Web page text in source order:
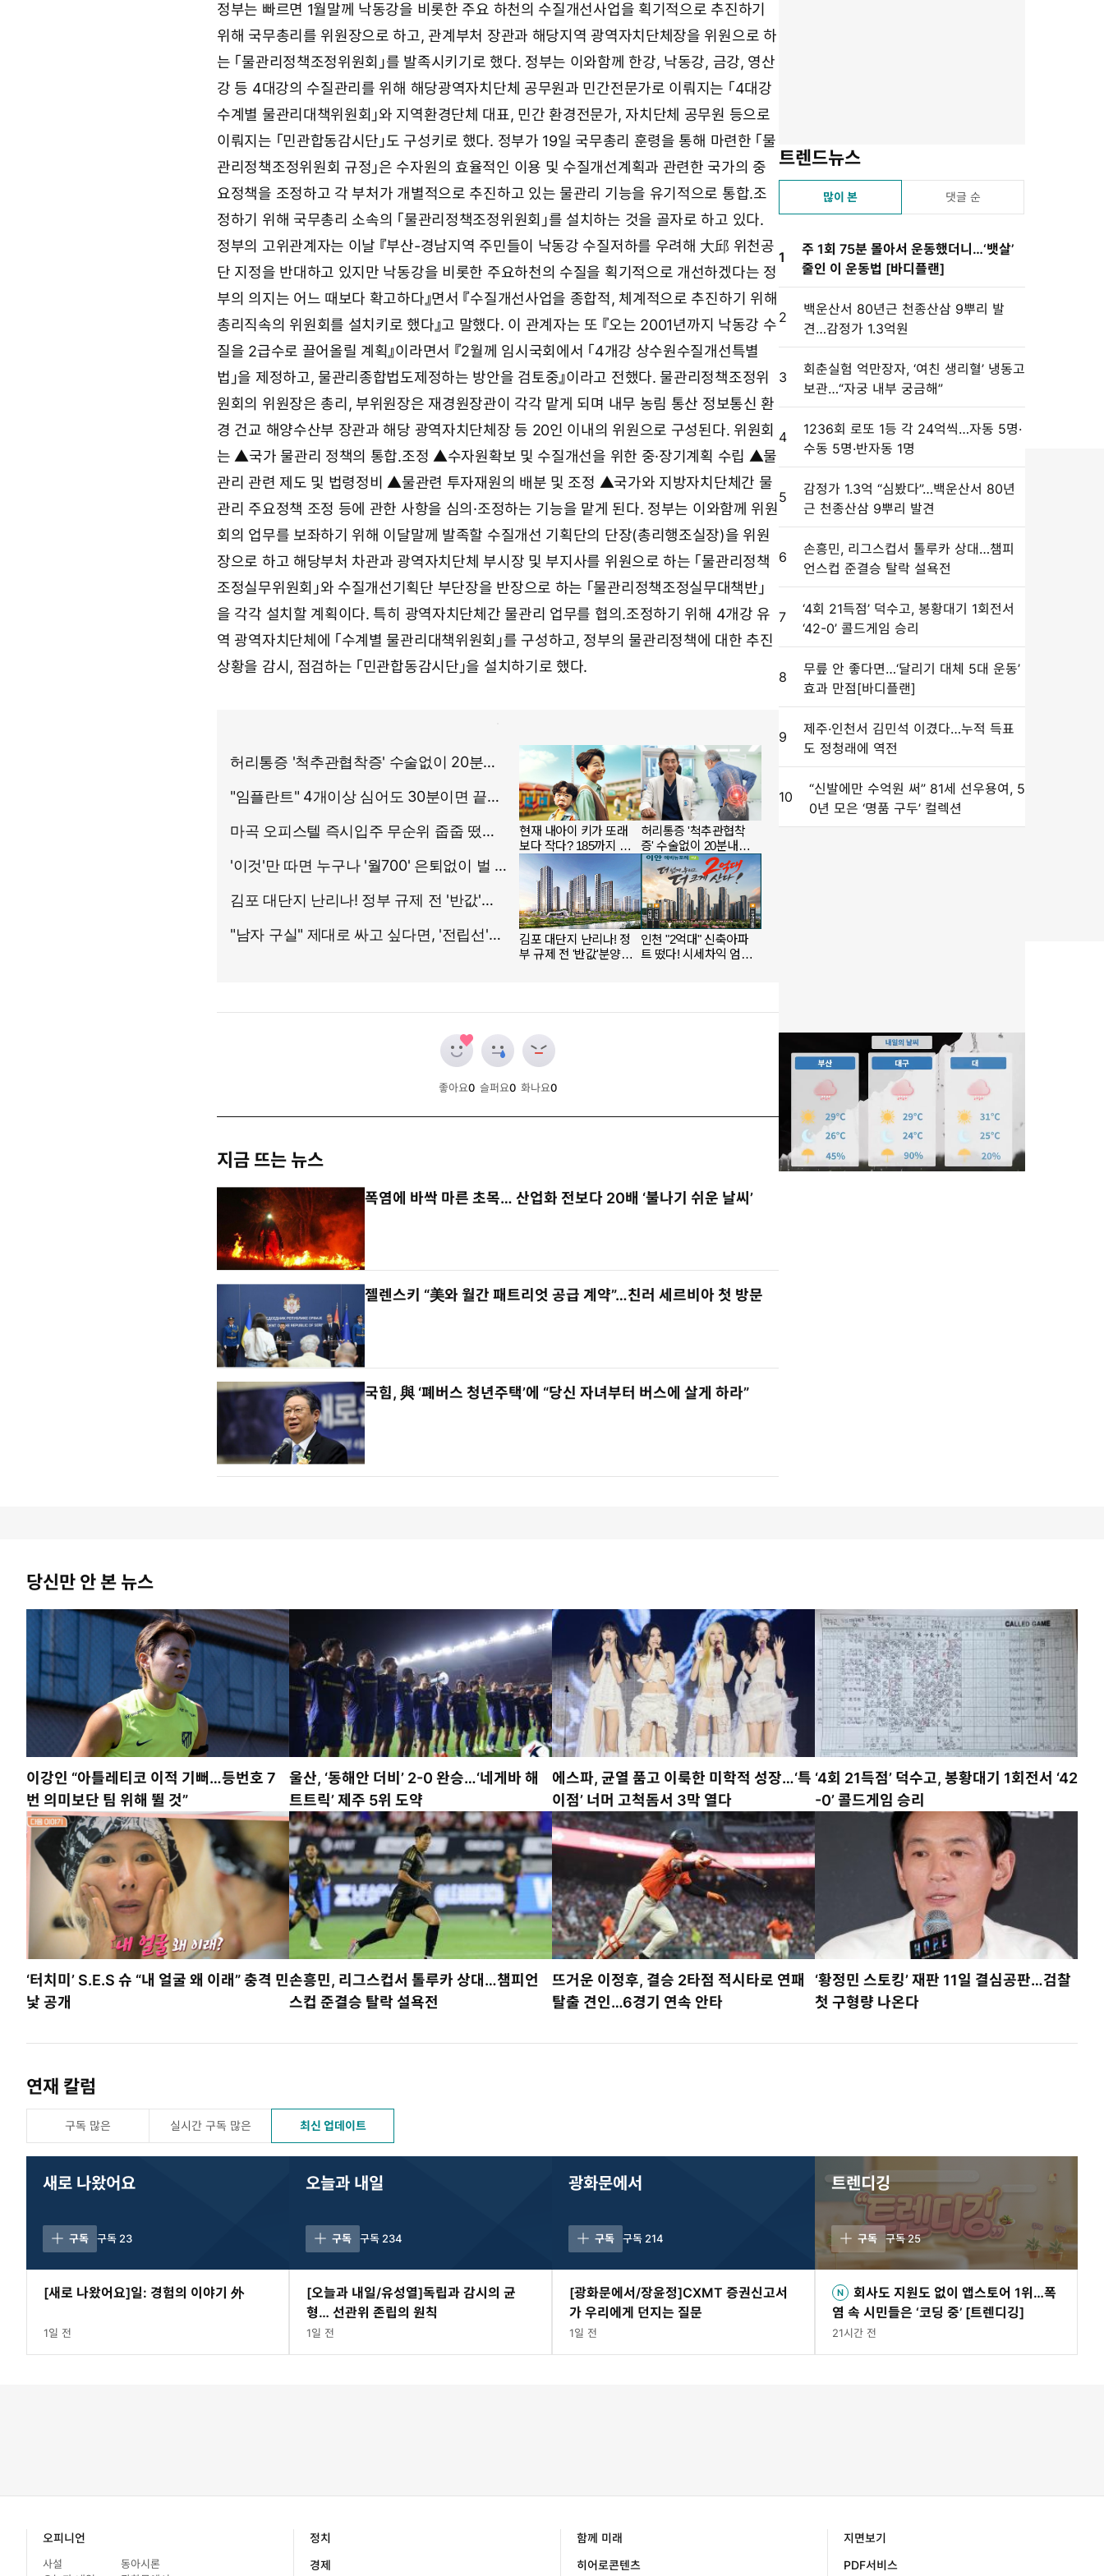
9
2
7
일
0
시
0
8
분
요
유
기
겨
기 기
정부는 빠르면 1월말께 낙동강을 비롯한 주요 하천의 수질개선사업을 획기적으로 추진하기
위해 국무총리를 위원장으로 하고, 관계부처 장관과 해당지역 광역자치단체장을 위원으로 하
는 「물관리정책조정위원회」를 발족시키기로 했다. 정부는 이와함께 한강, 낙동강, 금강, 영산
강 등 4대강의 수질관리를 위해 해당광역자치단체 공무원과 민간전문가로 이뤄지는 「4대강
수계별 물관리대책위원회」와 지역환경단체 대표, 민간 환경전문가, 자치단체 공무원 등으로
이뤄지는 「민관합동감시단」도 구성키로 했다. 정부가 19일 국무총리 훈령을 통해 마련한 「물
관리정책조정위원회 규정」은 수자원의 효율적인 이용 및 수질개선계획과 관련한 국가의 중
요정책을 조정하고 각 부처가 개별적으로 추진하고 있는 물관리 기능을 유기적으로 통합.조
정하기 위해 국무총리 소속의 「물관리정책조정위원회」를 설치하는 것을 골자로 하고 있다.
정부의 고위관계자는 이날 『부산-경남지역 주민들이 낙동강 수질저하를 우려해 大邱 위천공
단 지정을 반대하고 있지만 낙동강을 비롯한 주요하천의 수질을 획기적으로 개선하겠다는 정
부의 의지는 어느 때보다 확고하다』면서 『수질개선사업을 종합적, 체계적으로 추진하기 위해
총리직속의 위원회를 설치키로 했다』고 말했다. 이 관계자는 또 『오는 2001년까지 낙동강 수
질을 2급수로 끌어올릴 계획』이라면서 『2월께 임시국회에서 「4개강 상수원수질개선특별
법」을 제정하고, 물관리종합법도제정하는 방안을 검토중』이라고 전했다. 물관리정책조정위
원회의 위원장은 총리, 부위원장은 재경원장관이 각각 맡게 되며 내무 농림 통산 정보통신 환
경 건교 해양수산부 장관과 해당 광역자치단체장 등 20인 이내의 위원으로 구성된다. 위원회
는 ▲국가 물관리 정책의 통합.조정 ▲수자원확보 및 수질개선을 위한 중·장기계획 수립 ▲물
관리 관련 제도 및 법령정비 ▲물관련 투자재원의 배분 및 조정 ▲국가와 지방자치단체간 물
관리 주요정책 조정 등에 관한 사항을 심의·조정하는 기능을 맡게 된다. 정부는 이와함께 위원
회의 업무를 보좌하기 위해 이달말께 발족할 수질개선 기획단의 단장(총리행조실장)을 위원
장으로 하고 해당부처 차관과 광역자치단체 부시장 및 부지사를 위원으로 하는 「물관리정책
조정실무위원회」와 수질개선기획단 부단장을 반장으로 하는 「물관리정책조정실무대책반」
을 각각 설치할 계획이다. 특히 광역자치단체간 물관리 업무를 협의.조정하기 위해 4개강 유
역 광역자치단체에 「수계별 물관리대책위원회」를 구성하고, 정부의 물관리정책에 대한 추진
상황을 감시, 점검하는 「민관합동감시단」을 설치하기로 했다.
좋아요0 슬퍼요0 화나요0
지금 뜨는 뉴스
폭염에 바싹 마른 초목… 산업화 전보다 20배 ‘불나기 쉬운 날씨’
젤렌스키 “美와 월간 패트리엇 공급 계약”…친러 세르비아 첫 방문
국힘, 與 ‘폐버스 청년주택’에 “당신 자녀부터 버스에 살게 하라”
트렌드뉴스
많이 본 댓글 순
1
주 1회 75분 몰아서 운동했더니…‘뱃살’
줄인 이 운동법 [바디플랜]
2
백운산서 80년근 천종산삼 9뿌리 발
견…감정가 1.3억원
3
회춘실험 억만장자, ‘여친 생리혈’ 냉동고
보관…“자궁 내부 궁금해”
4
1236회 로또 1등 각 24억씩…자동 5명·
수동 5명·반자동 1명
5
감정가 1.3억 “심봤다”…백운산서 80년
근 천종산삼 9뿌리 발견
6
손흥민, 리그스컵서 톨루카 상대…챔피
언스컵 준결승 탈락 설욕전
7
‘4회 21득점’ 덕수고, 봉황대기 1회전서
‘42-0’ 콜드게임 승리
8
무릎 안 좋다면…‘달리기 대체 5대 운동’
효과 만점[바디플랜]
9
제주·인천서 김민석 이겼다…누적 득표
도 정청래에 역전
10
“신발에만 수억원 써” 81세 선우용여, 5
0년 모은 ‘명품 구두’ 컬렉션
당신만 안 본 뉴스
이강인 “아틀레티코 이적 기뻐…등번호 7
번 의미보단 팀 위해 뛸 것”
울산, ‘동해안 더비’ 2-0 완승…‘네게바 해
트트릭’ 제주 5위 도약
에스파, 균열 품고 이룩한 미학적 성장…‘특
이점’ 너머 고척돔서 3막 열다
‘4회 21득점’ 덕수고, 봉황대기 1회전서 ‘42
-0’ 콜드게임 승리
‘터치미’ S.E.S 슈 “내 얼굴 왜 이래” 충격 민
낯 공개
손흥민, 리그스컵서 톨루카 상대…챔피언
스컵 준결승 탈락 설욕전
뜨거운 이정후, 결승 2타점 적시타로 연패
탈출 견인…6경기 연속 안타
‘황정민 스토킹’ 재판 11일 결심공판…검찰
첫 구형량 나온다
연재 칼럼
구독 많은 실시간 구독 많은 최신 업데이트
새로 나왔어요
구독 구독 23
[새로 나왔어요]일: 경험의 이야기 外
1일 전
오늘과 내일
구독 구독 234
[오늘과 내일/유성열]독립과 감시의 균
형… 선관위 존립의 원칙
1일 전
광화문에서
구독 구독 214
[광화문에서/장윤정]CXMT 증권신고서
가 우리에게 던지는 질문
1일 전
트렌디깅
구독 구독25
회사도 지원도 없이 앱스토어 1위…폭
염 속 시민들은 ‘코딩 중’ [트렌디깅]
21시간 전
오피니언
사설
동아시론
정치
경제
함께 미래
히어로콘텐츠
지면보기
PDF서비스